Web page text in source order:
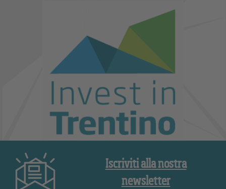
Iscriviti alla nostra
newsletter